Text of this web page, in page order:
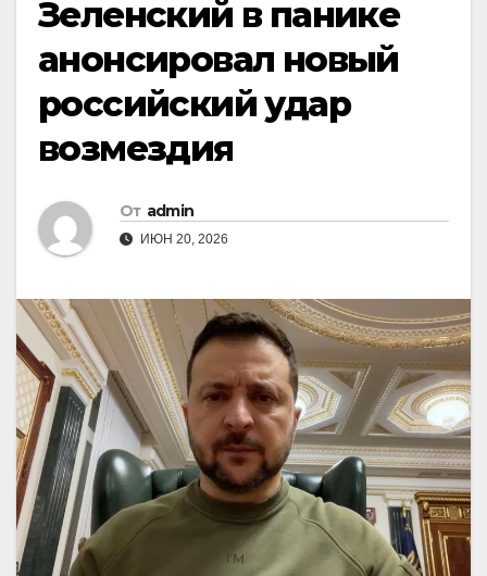
Зеленский в панике
анонсировал новый
российский удар
возмездия
От admin
ИЮН 20, 2026